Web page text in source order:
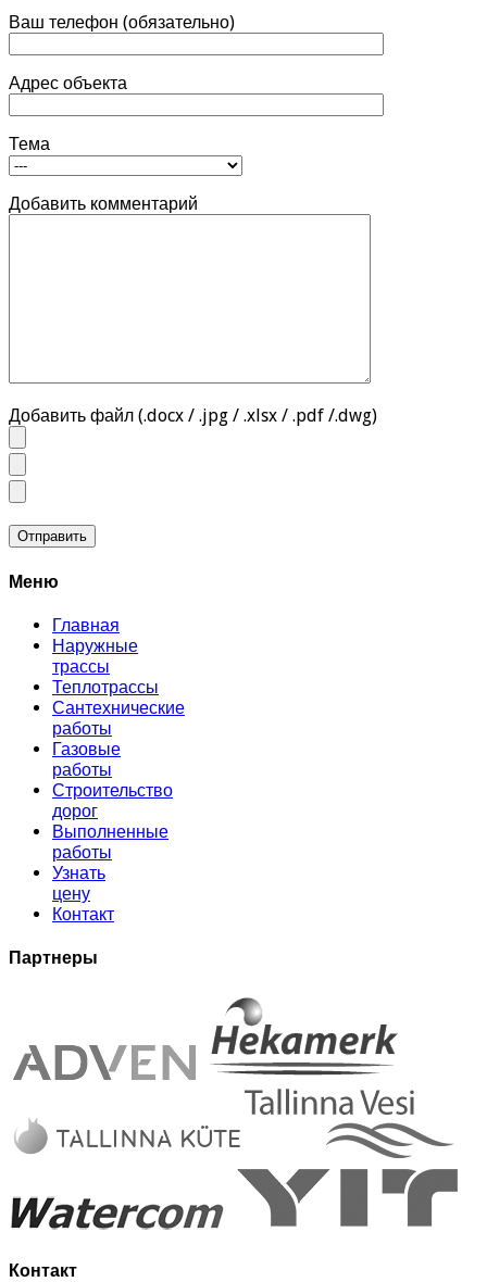
Ваш телефон (обязательно)
Адрес объекта
Тема
Добавить комментарий
Добавить файл (.docx / .jpg / .xlsx / .pdf /.dwg)
Меню
Главная
Наружные
трассы
Теплотрассы
Сантехнические
работы
Газовые
работы
Строительство
дорог
Выполненные
работы
Узнать
цену
Контакт
Партнеры
Контакт